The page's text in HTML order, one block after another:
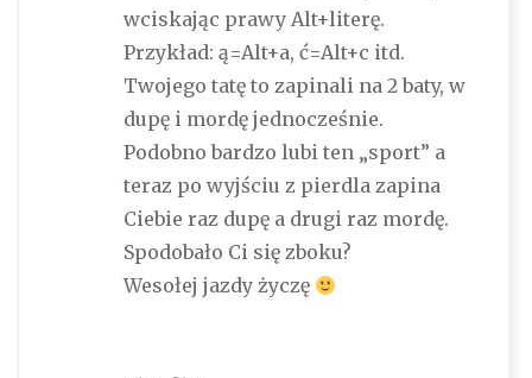
wciskając prawy Alt+literę.
Przykład: ą=Alt+a, ć=Alt+c itd.
Twojego tatę to zapinali na 2 baty, w
dupę i mordę jednocześnie.
Podobno bardzo lubi ten „sport” a
teraz po wyjściu z pierdla zapina
Ciebie raz dupę a drugi raz mordę.
Spodobało Ci się zboku?
Wesołej jazdy życzę